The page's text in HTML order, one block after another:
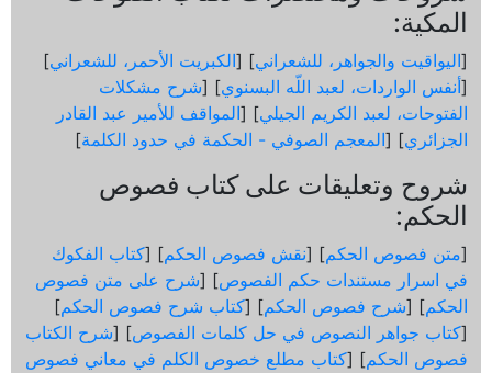
المكية:
[اليواقيت والجواهر، للشعراني] [الكبريت الأحمر، للشعراني]
[أنفس الواردات، لعبد اللّه البسنوي] [شرح مشكلات
الفتوحات، لعبد الكريم الجيلي] [المواقف للأمير عبد القادر
الجزائري] [المعجم الصوفي - الحكمة في حدود الكلمة]
شروح وتعليقات على كتاب فصوص
الحكم:
[متن فصوص الحكم] [نقش فصوص الحكم] [كتاب الفكوك
في اسرار مستندات حكم الفصوص] [شرح على متن فصوص
الحكم] [شرح فصوص الحكم] [كتاب شرح فصوص الحكم]
[كتاب جواهر النصوص في حل كلمات الفصوص] [شرح الكتاب
فصوص الحكم] [كتاب مطلع خصوص الكلم في معاني فصوص